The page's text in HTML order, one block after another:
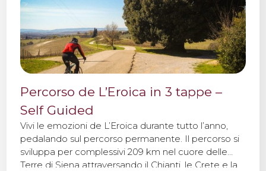
Percorso de L’Eroica in 3 tappe –
Self Guided
Vivi le emozioni de L’Eroica durante tutto l’anno,
pedalando sul percorso permanente. Il percorso si
sviluppa per complessivi 209 km nel cuore delle
Terre di Siena attraversando il Chianti, le Crete e la